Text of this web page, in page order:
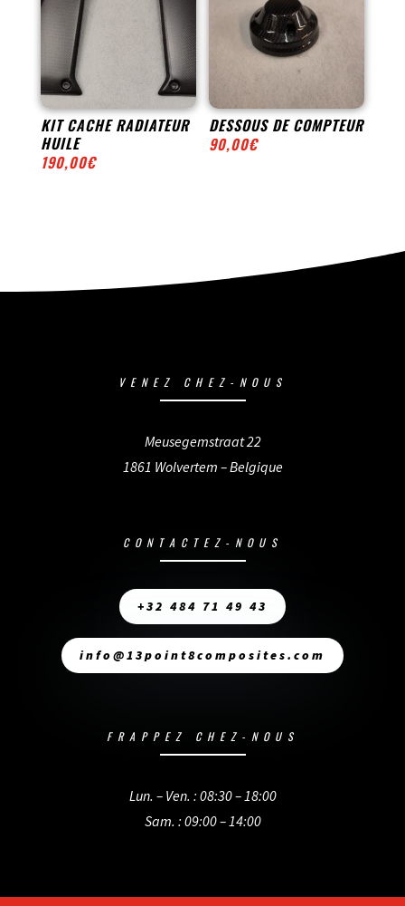
KIT CACHE RADIATEUR
HUILE
190,00€
DESSOUS DE COMPTEUR
90,00€
VENEZ CHEZ-NOUS
Meusegemstraat 22
1861 Wolvertem – Belgique
CONTACTEZ-NOUS
+32 484 71 49 43
info@13point8composites.com
FRAPPEZ CHEZ-NOUS
Lun. – Ven. : 08:30 – 18:00
Sam. : 09:00 – 14:00